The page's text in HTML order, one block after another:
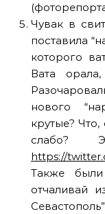
Чувак в
поставила
которого
Вата
нового
крутые?
слабо?
https://
Также были
отчаливай
Севастополь”